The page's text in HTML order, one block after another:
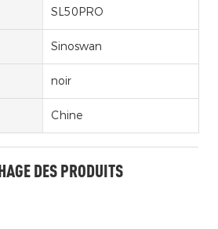
SL50PRO
Sinoswan
noir
Chine
DES PRODUITS